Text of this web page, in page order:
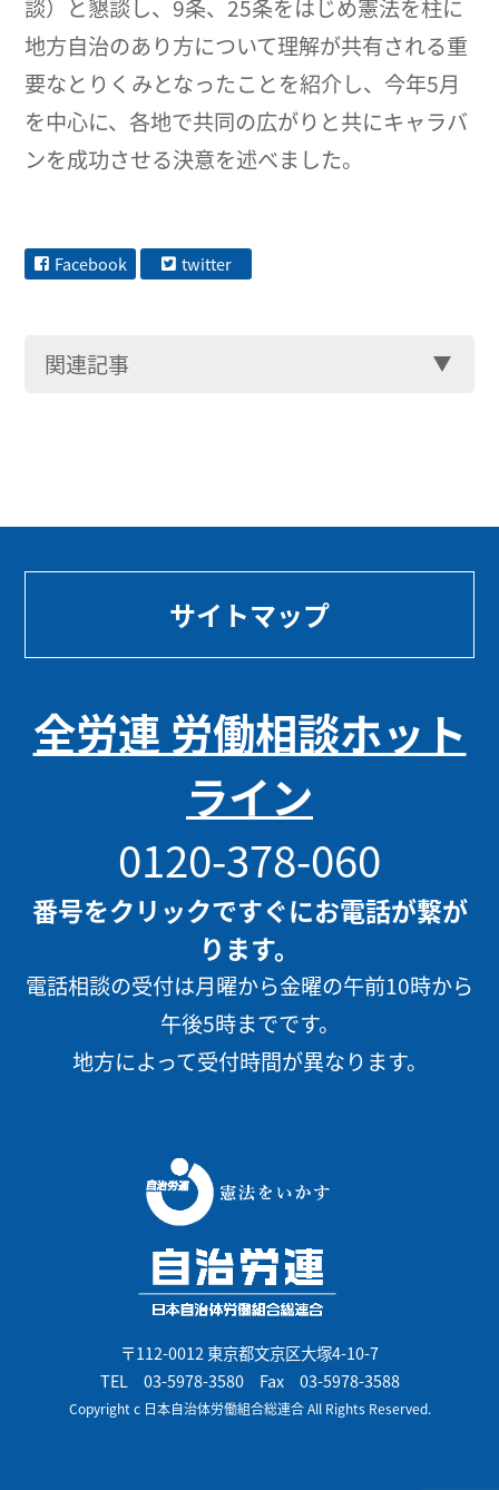
談）と懇談し、9条、25条をはじめ憲法を柱に
地方自治のあり方について理解が共有される重
要なとりくみとなったことを紹介し、今年5月
を中心に、各地で共同の広がりと共にキャラバ
ンを成功させる決意を述べました。
Facebook twitter
関連記事
サイトマップ
全労連 労働相談ホット
ライン
0120-378-060
番号をクリックですぐにお電話が繋が
ります。
電話相談の受付は月曜から金曜の午前10時から
午後5時までです。
地方によって受付時間が異なります。
〒112-0012 東京都文京区大塚4-10-7
TEL 03-5978-3580Fax 03-5978-3588
Copyright c 日本自治体労働組合総連合 All Rights Reserved.